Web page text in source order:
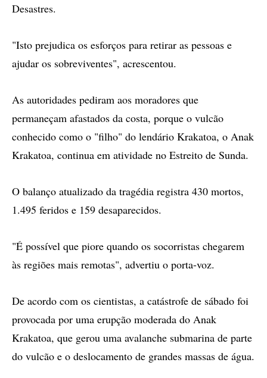
Desastres.
"Isto prejudica os esforços para retirar as pessoas e
ajudar os sobreviventes", acrescentou.
As autoridades pediram aos moradores que
permaneçam afastados da costa, porque o vulcão
conhecido como o "filho" do lendário Krakatoa, o Anak
Krakatoa, continua em atividade no Estreito de Sunda.
O balanço atualizado da tragédia registra 430 mortos,
1.495 feridos e 159 desaparecidos.
"É possível que piore quando os socorristas chegarem
às regiões mais remotas", advertiu o porta-voz.
De acordo com os cientistas, a catástrofe de sábado foi
provocada por uma erupção moderada do Anak
Krakatoa, que gerou uma avalanche submarina de parte
do vulcão e o deslocamento de grandes massas de água.